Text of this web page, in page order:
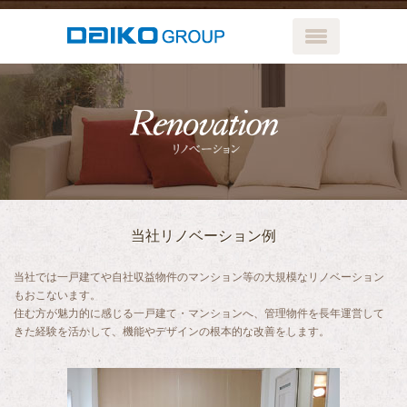
当社リノベーション例
当社では一戸建てや自社収益物件のマンション等の大規模なリノベーション
もおこないます。
住む方が魅力的に感じる一戸建て・マンションへ、管理物件を長年運営して
きた経験を活かして、機能やデザインの根本的な改善をします。
リノベ